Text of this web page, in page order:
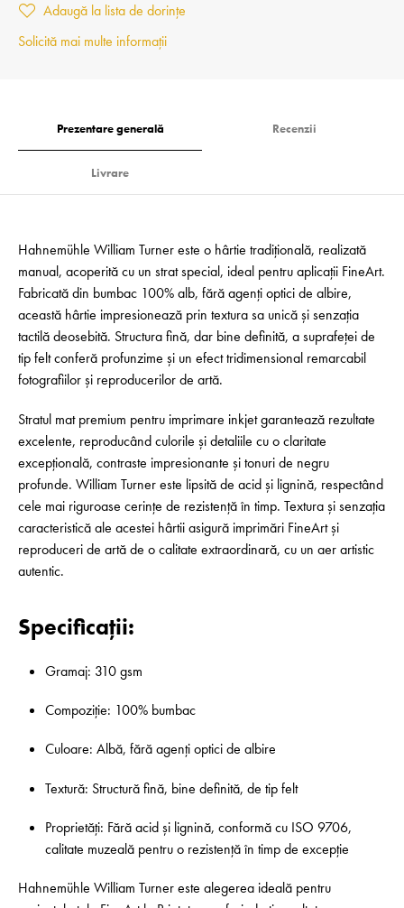
Adaugă la lista de dorințe
Solicită mai multe informații
Prezentare generală Recenzii
Livrare
Hahnemühle William Turner este o hârtie tradițională, realizată
manual, acoperită cu un strat special, ideal pentru aplicații FineArt.
Fabricată din bumbac 100% alb, fără agenți optici de albire,
această hârtie impresionează prin textura sa unică și senzația
tactilă deosebită. Structura fină, dar bine definită, a suprafeței de
tip felt conferă profunzime și un efect tridimensional remarcabil
fotografiilor și reproducerilor de artă.
Stratul mat premium pentru imprimare inkjet garantează rezultate
excelente, reproducând culorile și detaliile cu o claritate
excepțională, contraste impresionante și tonuri de negru
profunde. William Turner este lipsită de acid și lignină, respectând
cele mai riguroase cerințe de rezistență în timp. Textura și senzația
caracteristică ale acestei hârtii asigură imprimări FineArt și
reproduceri de artă de o calitate extraordinară, cu un aer artistic
autentic.
Specificații:
Gramaj: 310 gsm
Compoziție: 100% bumbac
Culoare: Albă, fără agenți optici de albire
Textură: Structură fină, bine definită, de tip felt
Proprietăți: Fără acid și lignină, conformă cu ISO 9706,
calitate muzeală pentru o rezistență în timp de excepție
Hahnemühle William Turner este alegerea ideală pentru